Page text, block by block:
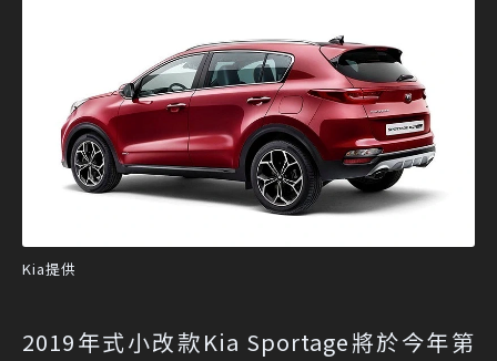
Kia提供
2019年式小改款Kia Sportage將於今年第